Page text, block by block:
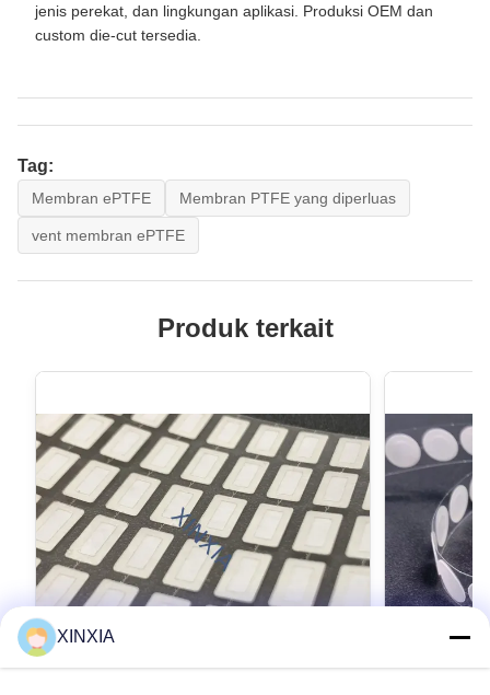
jenis perekat, dan lingkungan aplikasi. Produksi OEM dan
custom die-cut tersedia.
Tag:
Membran ePTFE Membran PTFE yang diperluas
vent membran ePTFE
Produk terkait
XINXIA